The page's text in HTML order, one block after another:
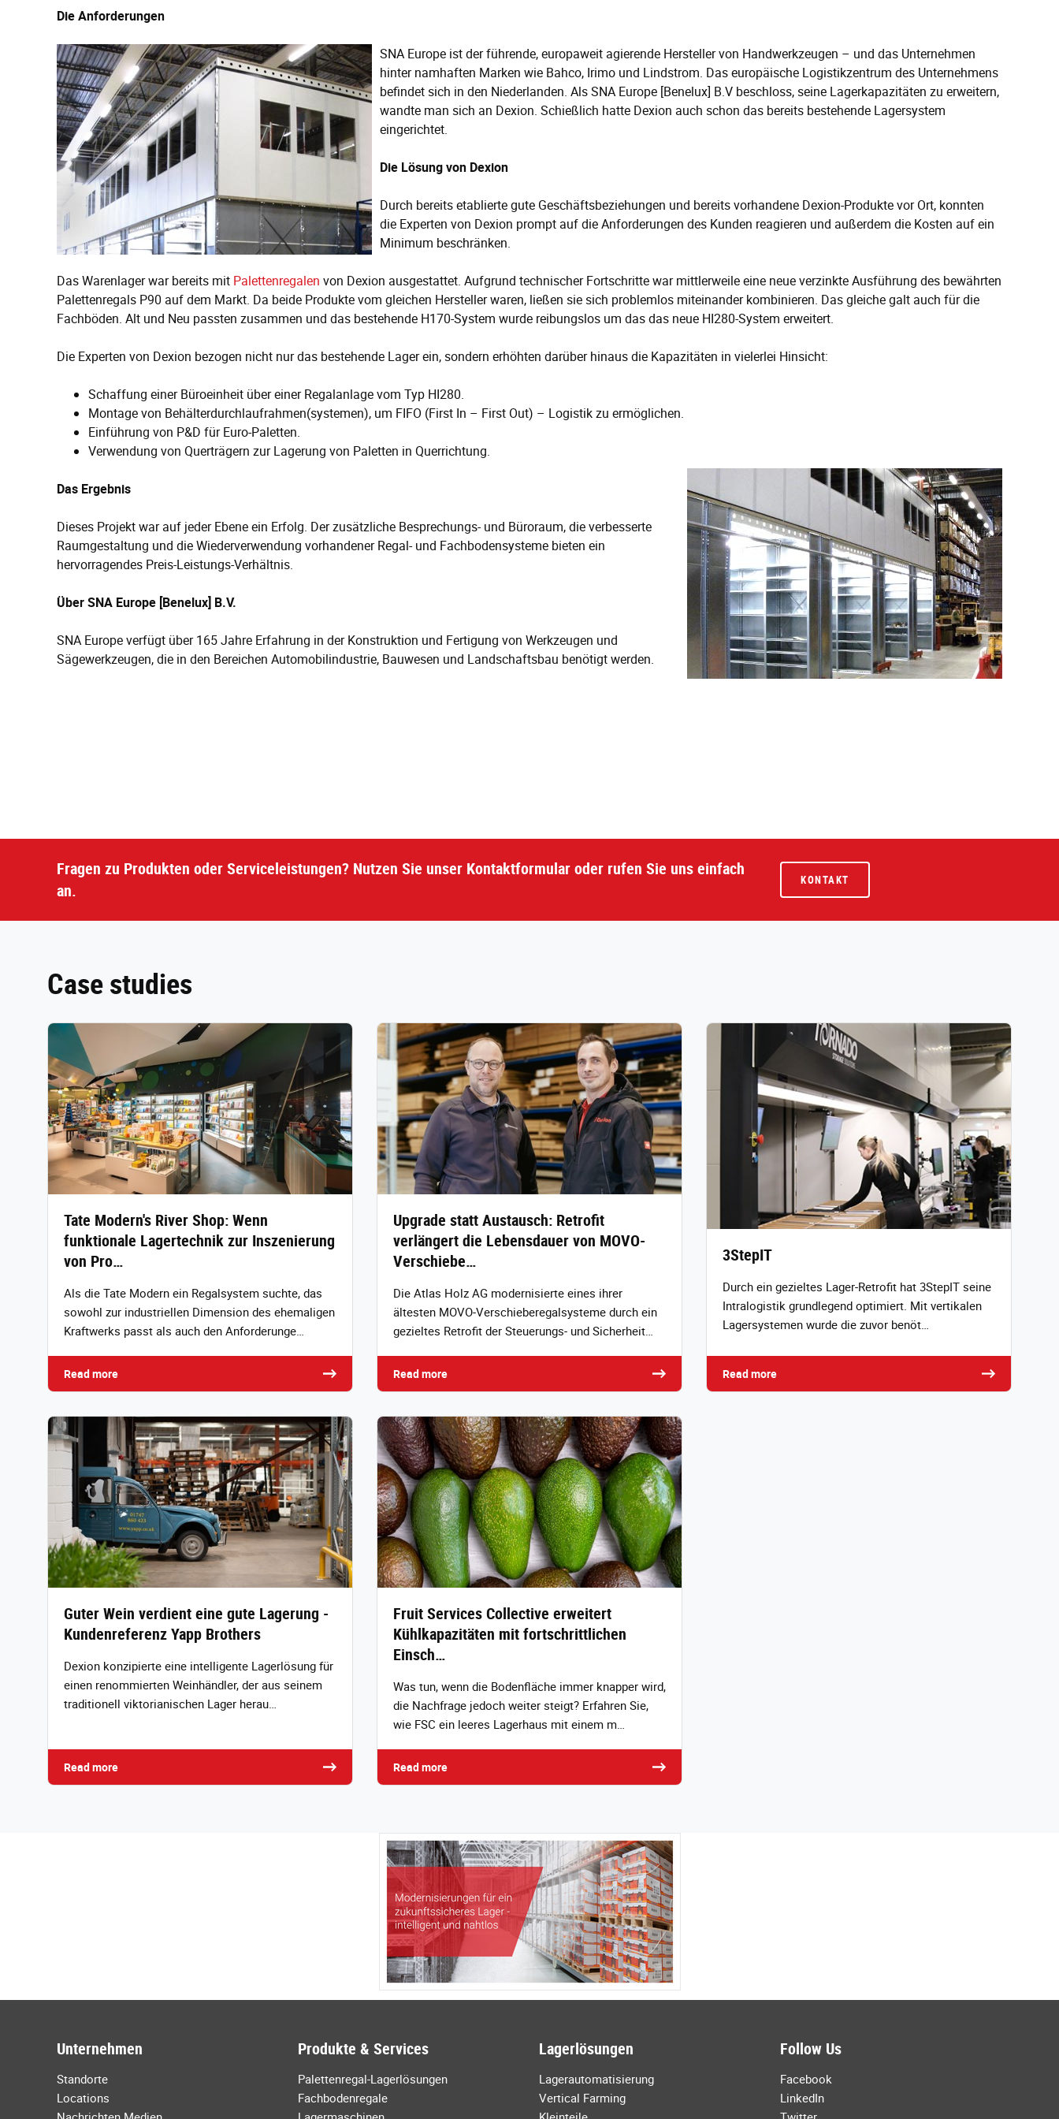
Die Anforderungen
SNA Europe ist der führende, europaweit agierende Hersteller von Handwerkzeugen – und das Unternehmen
hinter namhaften Marken wie Bahco, Irimo und Lindstrom. Das europäische Logistikzentrum des Unternehmens
befindet sich in den Niederlanden. Als SNA Europe [Benelux] B.V beschloss, seine Lagerkapazitäten zu erweitern,
wandte man sich an Dexion. Schießlich hatte Dexion auch schon das bereits bestehende Lagersystem
eingerichtet.
Die Lösung von Dexion
Durch bereits etablierte gute Geschäftsbeziehungen und bereits vorhandene Dexion-Produkte vor Ort, konnten
die Experten von Dexion prompt auf die Anforderungen des Kunden reagieren und außerdem die Kosten auf ein
Minimum beschränken.
Das Warenlager war bereits mit Palettenregalen von Dexion ausgestattet. Aufgrund technischer Fortschritte war mittlerweile eine neue verzinkte Ausführung des bewährten
Palettenregals P90 auf dem Markt. Da beide Produkte vom gleichen Hersteller waren, ließen sie sich problemlos miteinander kombinieren. Das gleiche galt auch für die
Fachböden. Alt und Neu passten zusammen und das bestehende H170-System wurde reibungslos um das das neue HI280-System erweitert.
Die Experten von Dexion bezogen nicht nur das bestehende Lager ein, sondern erhöhten darüber hinaus die Kapazitäten in vielerlei Hinsicht:
Schaffung einer Büroeinheit über einer Regalanlage vom Typ HI280.
Montage von Behälterdurchlaufrahmen(systemen), um FIFO (First In – First Out) – Logistik zu ermöglichen.
Einführung von P&D für Euro-Paletten.
Verwendung von Querträgern zur Lagerung von Paletten in Querrichtung.
Das Ergebnis
Dieses Projekt war auf jeder Ebene ein Erfolg. Der zusätzliche Besprechungs- und Büroraum, die verbesserte
Raumgestaltung und die Wiederverwendung vorhandener Regal- und Fachbodensysteme bieten ein
hervorragendes Preis-Leistungs-Verhältnis.
Über SNA Europe [Benelux] B.V.
SNA Europe verfügt über 165 Jahre Erfahrung in der Konstruktion und Fertigung von Werkzeugen und
Sägewerkzeugen, die in den Bereichen Automobilindustrie, Bauwesen und Landschaftsbau benötigt werden.
Fragen zu Produkten oder Serviceleistungen? Nutzen Sie unser Kontaktformular oder rufen Sie uns einfach
an.
KONTAKT
Case studies
Tate Modern's River Shop: Wenn
funktionale Lagertechnik zur Inszenierung
von Pro…
Als die Tate Modern ein Regalsystem suchte, das
sowohl zur industriellen Dimension des ehemaligen
Kraftwerks passt als auch den Anforderunge…
Read more
Upgrade statt Austausch: Retrofit
verlängert die Lebensdauer von MOVO-
Verschiebe…
Die Atlas Holz AG modernisierte eines ihrer
ältesten MOVO‑Verschieberegalsysteme durch ein
gezieltes Retrofit der Steuerungs‑ und Sicherheit…
Read more
3StepIT
Durch ein gezieltes Lager‑Retrofit hat 3StepIT seine
Intralogistik grundlegend optimiert. Mit vertikalen
Lagersystemen wurde die zuvor benöt…
Read more
Guter Wein verdient eine gute Lagerung -
Kundenreferenz Yapp Brothers
Dexion konzipierte eine intelligente Lagerlösung für
einen renommierten Weinhändler, der aus seinem
traditionell viktorianischen Lager herau…
Read more
Fruit Services Collective erweitert
Kühlkapazitäten mit fortschrittlichen
Einsch…
Was tun, wenn die Bodenfläche immer knapper wird,
die Nachfrage jedoch weiter steigt? Erfahren Sie,
wie FSC ein leeres Lagerhaus mit einem m…
Read more
Unternehmen
Standorte
Locations
Produkte & Services
Palettenregal-Lagerlösungen
Fachbodenregale
Lagerlösungen
Lagerautomatisierung
Vertical Farming
Follow Us
Facebook
LinkedIn